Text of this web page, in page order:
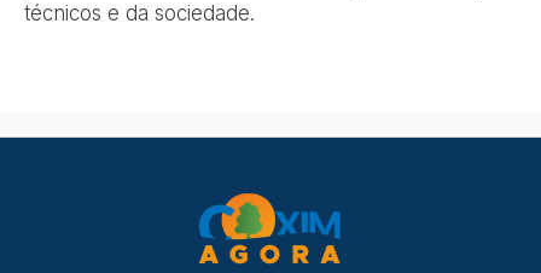
técnicos e da sociedade.